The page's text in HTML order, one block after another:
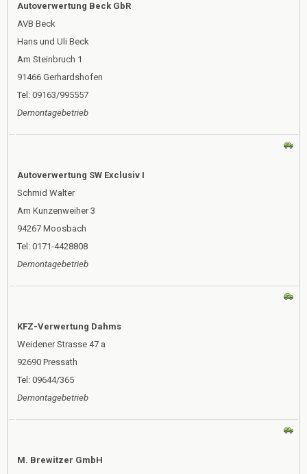
Autoverwertung Beck GbR
AVB Beck
Hans und Uli Beck
Am Steinbruch 1
91466 Gerhardshofen
Tel: 09163/995557
Demontagebetrieb
Autoverwertung SW Exclusiv I
Schmid Walter
Am Kunzenweiher 3
94267 Moosbach
Tel: 0171-4428808
Demontagebetrieb
KFZ-Verwertung Dahms
Weidener Strasse 47 a
92690 Pressath
Tel: 09644/365
Demontagebetrieb
M. Brewitzer GmbH